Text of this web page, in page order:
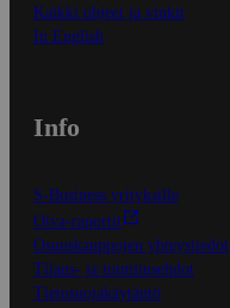
Kaikki ohjeet ja vinkit
In English
Info
S-Business yrityksille
Oiva-raportit
Osuuskauppojen yhteystiedot
Tilaus- ja toimitusehdot
Tietosuojakäytäntö